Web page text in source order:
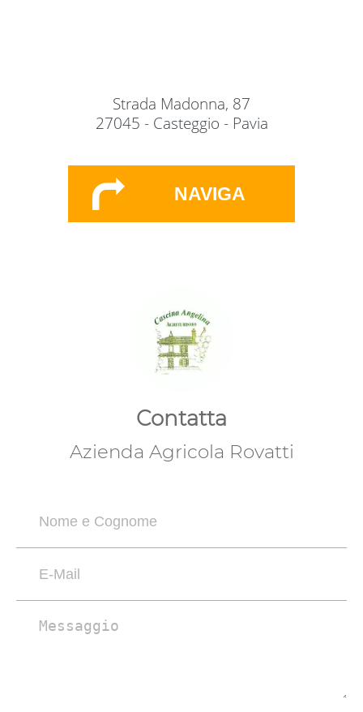
NAVIGA
Strada Madonna, 87
27045 - Casteggio - Pavia
Contatta
Azienda Agricola Rovatti